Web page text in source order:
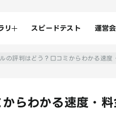
リ スピードテスト 運営
の評判はどう？口コミからわかる速
らわかる速度・料